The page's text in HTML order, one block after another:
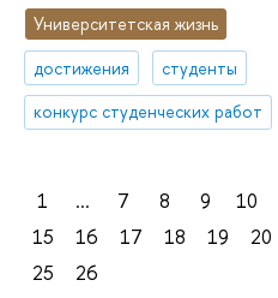
Университетская жизнь
достижения
студенты
конкурс студенческих работ
1 ... 7 8 9 10
15
16 17 18 19 20
25
26